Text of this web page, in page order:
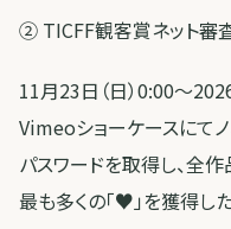
② TICFF観客賞ネット審
11月23日（日）0:00～
Vimeoショーケースにて
パスワードを取得し、全
最も多くの「♥」を獲得